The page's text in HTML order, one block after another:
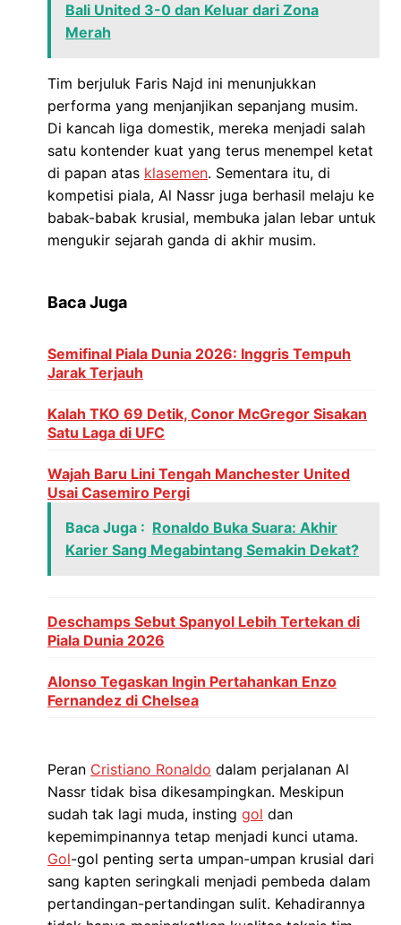
Bali United 3-0 dan Keluar dari Zona
Merah
Tim berjuluk Faris Najd ini menunjukkan
performa yang menjanjikan sepanjang musim.
Di kancah liga domestik, mereka menjadi salah
satu kontender kuat yang terus menempel ketat
di papan atas klasemen. Sementara itu, di
kompetisi piala, Al Nassr juga berhasil melaju ke
babak-babak krusial, membuka jalan lebar untuk
mengukir sejarah ganda di akhir musim.
Baca Juga
Semifinal Piala Dunia 2026: Inggris Tempuh
Jarak Terjauh
Kalah TKO 69 Detik, Conor McGregor Sisakan
Satu Laga di UFC
Wajah Baru Lini Tengah Manchester United
Usai Casemiro Pergi
Baca Juga : Ronaldo Buka Suara: Akhir
Karier Sang Megabintang Semakin Dekat?
Deschamps Sebut Spanyol Lebih Tertekan di
Piala Dunia 2026
Alonso Tegaskan Ingin Pertahankan Enzo
Fernandez di Chelsea
Peran Cristiano Ronaldo dalam perjalanan Al
Nassr tidak bisa dikesampingkan. Meskipun
sudah tak lagi muda, insting gol dan
kepemimpinannya tetap menjadi kunci utama.
Gol-gol penting serta umpan-umpan krusial dari
sang kapten seringkali menjadi pembeda dalam
pertandingan-pertandingan sulit. Kehadirannya